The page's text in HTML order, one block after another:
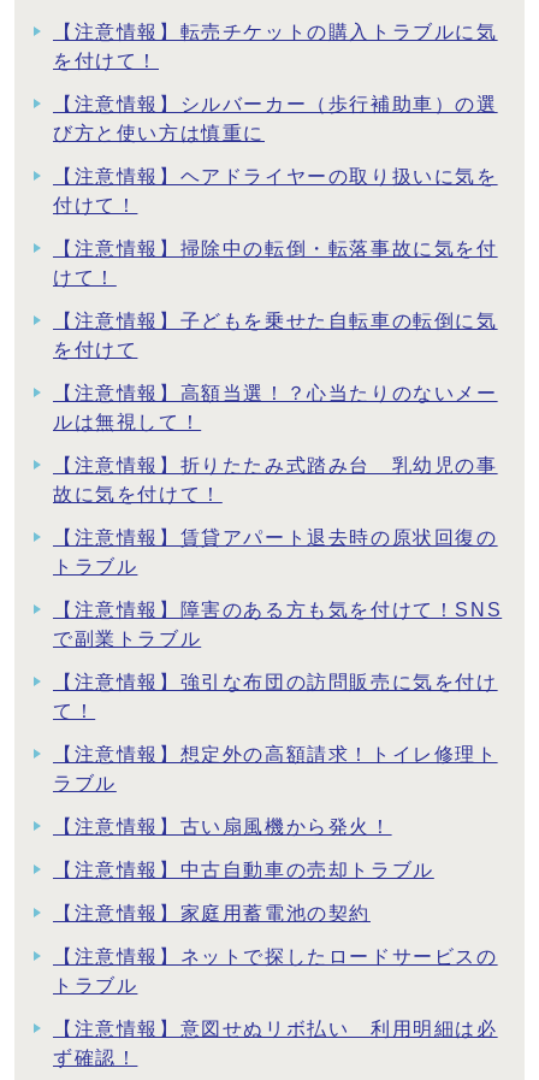
【注意情報】転売チケットの購入トラブルに気
を付けて！
【注意情報】シルバーカー（歩行補助車）の選
び方と使い方は慎重に
【注意情報】ヘアドライヤーの取り扱いに気を
付けて！
【注意情報】掃除中の転倒・転落事故に気を付
けて！
【注意情報】子どもを乗せた自転車の転倒に気
を付けて
【注意情報】高額当選！？心当たりのないメー
ルは無視して！
【注意情報】折りたたみ式踏み台 乳幼児の事
故に気を付けて！
【注意情報】賃貸アパート退去時の原状回復の
トラブル
【注意情報】障害のある方も気を付けて！SNS
で副業トラブル
【注意情報】強引な布団の訪問販売に気を付け
て！
【注意情報】想定外の高額請求！トイレ修理ト
ラブル
【注意情報】古い扇風機から発火！
【注意情報】中古自動車の売却トラブル
【注意情報】家庭用蓄電池の契約
【注意情報】ネットで探したロードサービスの
トラブル
【注意情報】意図せぬリボ払い 利用明細は必
ず確認！